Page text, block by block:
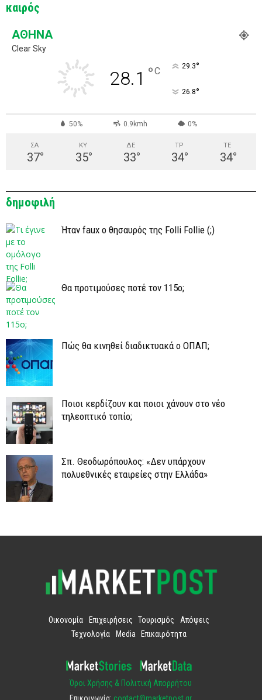
καιρός
ΑΘΉΝΑ
Clear Sky
28.1 °C 29.3°
26.8°
50% 0.9kmh 0%
ΣΑ
37°
ΚΥ
35°
ΔΕ
33°
ΤΡ
34°
ΤΕ
34°
δημοφιλή
Ήταν faux ο θησαυρός της Folli Follie (;)
Θα προτιμούσες ποτέ τον 115ο;
Πώς θα κινηθεί διαδικτυακά ο ΟΠΑΠ;
Ποιοι κερδίζουν και ποιοι χάνουν στο νέο
τηλεοπτικό τοπίο;
Σπ. Θεοδωρόπουλος: «Δεν υπάρχουν
πολυεθνικές εταιρείες στην Ελλάδα»
Οικονομία Επιχειρήσεις Τουρισμός
Απόψεις
Τεχνολογία
Media Επικαιρότητα
Όροι Χρήσης & Πολιτική Απορρήτου
Επικοινωνία: contact@marketpost.gr